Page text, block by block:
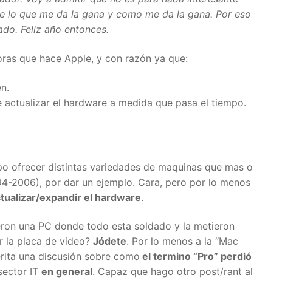
que me da la gana y como me da la gana. Por eso
Feliz año entonces.
que hace Apple, y con razón ya que:
el hardware a medida que pasa el tiempo.
ofrecer distintas variedades de maquinas que mas o
2006), por dar un ejemplo. Cara, pero por lo menos
expandir el hardware.
una PC donde todo esta soldado y la metieron
la placa de video? Jódete. Por lo menos a la “Mac
una discusión sobre como el termino “Pro” perdió
IT en general. Capaz que hago otro post/rant al